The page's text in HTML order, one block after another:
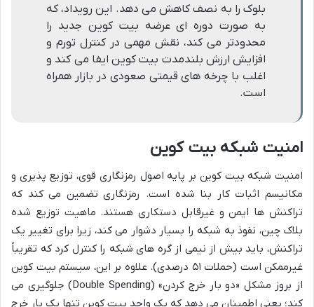
بلوک را به نصف کاهش می دهد. این رویداد، که
به صورت دوره ای عرضه بیت کوین جدید را
محدودتر می کند، نقش مهمی در کنترل تورم و
افزایش ارزش بلندمدت بیت کوین ایفا می کند و
اغلب با چرخه های قیمتی صعودی در بازار همراه
است.
امنیت شبکه بیت کوین
امنیت شبکه بیت کوین بر پایه اصول رمزنگاری قوی، توزیع پذیری و
مکانیسم اثبات کار بنا شده است. رمزنگاری تضمین می کند که
تراکنش ها ایمن و غیرقابل دستکاری هستند. ماهیت توزیع شده
بلاک چین، نفوذ به شبکه را بسیار دشوار می کند، زیرا برای تغییر یک
تراکنش، باید بیش از نیمی از گره های شبکه را کنترل کرد که تقریباً
غیرممکن است (حملات ۵۱ درصدی). علاوه بر این، سیستم بیت کوین
از بروز مشکل «دو بار خرج کردن» (Double Spending) جلوگیری می
کند؛ یعنی اطمینان می دهد که یک واحد بیت کوین تنها یک بار خرج